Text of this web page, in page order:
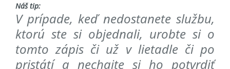
Náš tip:
V prípade, keď nedostanete službu,
ktorú ste si objednali, urobte si o
tomto zápis či už v lietadle či po
pristátí a nechajte si ho potvrdiť